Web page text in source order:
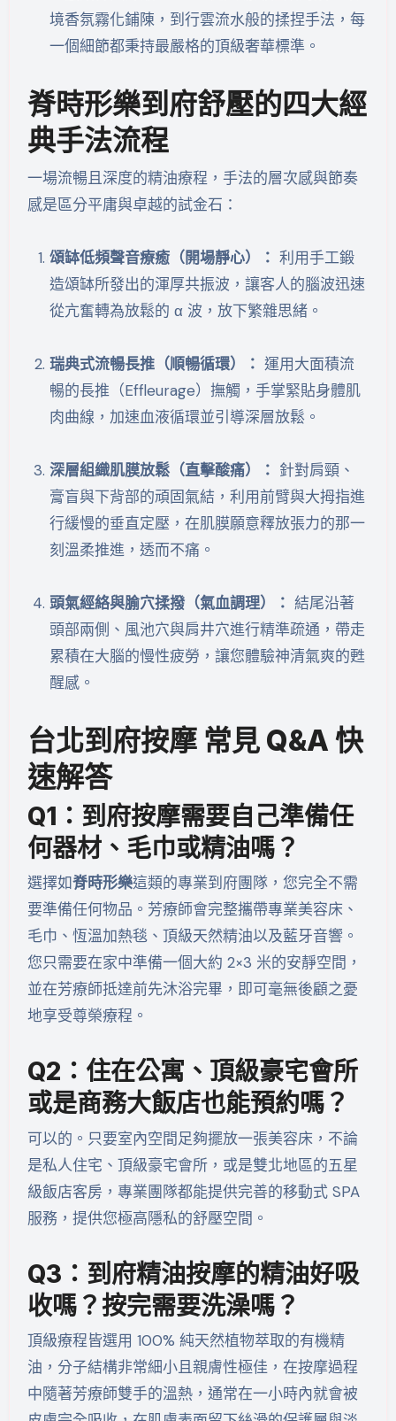
境香氛霧化鋪陳，到行雲流水般的揉捏手法，每
一個細節都秉持最嚴格的頂級奢華標準。
脊時形樂到府舒壓的四大經
典手法流程
一場流暢且深度的精油療程，手法的層次感與節奏
感是區分平庸與卓越的試金石：
頌缽低頻聲音療癒（開場靜心）： 利用手工鍛
造頌缽所發出的渾厚共振波，讓客人的腦波迅速
從亢奮轉為放鬆的 α 波，放下繁雜思緒。
瑞典式流暢長推（順暢循環）： 運用大面積流
暢的長推（Effleurage）撫觸，手掌緊貼身體肌
肉曲線，加速血液循環並引導深層放鬆。
深層組織肌膜放鬆（直擊酸痛）： 針對肩頸、
膏盲與下背部的頑固氣結，利用前臂與大拇指進
行緩慢的垂直定壓，在肌膜願意釋放張力的那一
刻溫柔推進，透而不痛。
頭氣經絡與腧穴揉撥（氣血調理）： 結尾沿著
頭部兩側、風池穴與肩井穴進行精準疏通，帶走
累積在大腦的慢性疲勞，讓您體驗神清氣爽的甦
醒感。
台北到府按摩 常見 Q&A 快
速解答
Q1：到府按摩需要自己準備任
何器材、毛巾或精油嗎？
選擇如脊時形樂這類的專業到府團隊，您完全不需
要準備任何物品。芳療師會完整攜帶專業美容床、
毛巾、恆溫加熱毯、頂級天然精油以及藍牙音響。
您只需要在家中準備一個大約 2×3 米的安靜空間，
並在芳療師抵達前先沐浴完畢，即可毫無後顧之憂
地享受尊榮療程。
Q2：住在公寓、頂級豪宅會所
或是商務大飯店也能預約嗎？
可以的。只要室內空間足夠擺放一張美容床，不論
是私人住宅、頂級豪宅會所，或是雙北地區的五星
級飯店客房，專業團隊都能提供完善的移動式 SPA
服務，提供您極高隱私的舒壓空間。
Q3：到府精油按摩的精油好吸
收嗎？按完需要洗澡嗎？
頂級療程皆選用 100% 純天然植物萃取的有機精
油，分子結構非常細小且親膚性極佳，在按摩過程
中隨著芳療師雙手的溫熱，通常在一小時內就會被